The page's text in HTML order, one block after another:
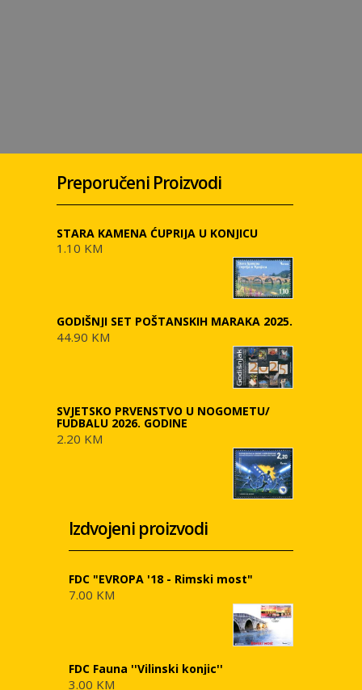
Preporučeni Proizvodi
STARA KAMENA ĆUPRIJA U KONJICU
1.10 KM
GODIŠNJI SET POŠTANSKIH MARAKA 2025.
44.90 KM
SVJETSKO PRVENSTVO U NOGOMETU/
FUDBALU 2026. GODINE
2.20 KM
Izdvojeni proizvodi
FDC "EVROPA '18 - Rimski most"
7.00 KM
FDC Fauna ''Vilinski konjic''
3.00 KM